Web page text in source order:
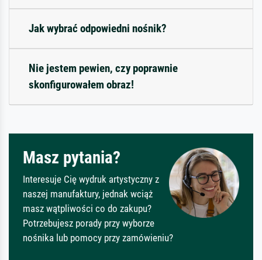
Jak wybrać odpowiedni nośnik?
Nie jestem pewien, czy poprawnie
skonfigurowałem obraz!
Masz pytania?
Interesuje Cię wydruk artystyczny z
naszej manufaktury, jednak wciąż
masz wątpliwości co do zakupu?
Potrzebujesz porady przy wyborze
nośnika lub pomocy przy zamówieniu?